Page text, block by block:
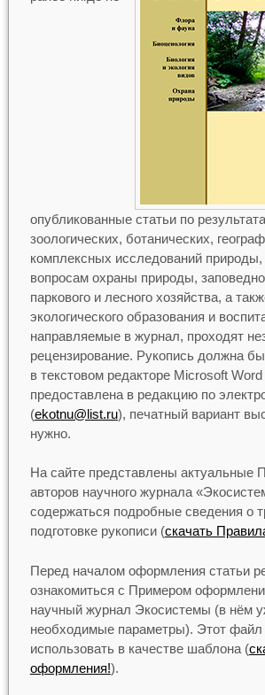
опубликованные статьи по
зоологических, ботанических,
комплексных исследований
вопросам охраны природы,
паркового и лесного хозяйства, а
экологического образования и
направляемые в журнал, проходят
рецензирование. Рукопись должна
в текстовом редакторе Microsoft Word
предоставлена в редакцию по
(ekotnu@list.ru), печатный вариант
нужно.
На сайте представлены актуальные
авторов научного журнала
содержаться подробные сведения о
подготовке рукописи (скачать
Перед началом оформления статьи
ознакомиться с Примером
научный журнал Экосистемы (в нём
необходимые параметры). Этот
использовать в качестве шаблона (
оформления!).